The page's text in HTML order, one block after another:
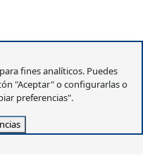
fines analíticos. Puedes
"Aceptar" o configurarlas o
preferencias".